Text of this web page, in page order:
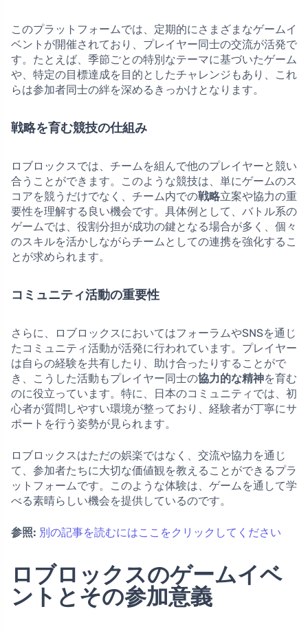
このプラットフォームでは、定期的にさまざまなゲームイ
ベントが開催されており、プレイヤー同士の交流が活発で
す。たとえば、季節ごとの特別なテーマに基づいたゲーム
や、特定の目標達成を目的としたチャレンジもあり、これ
らは参加者同士の絆を深めるきっかけとなります。
戦略を育む競技の仕組み
ロブロックスでは、チームを組んで他のプレイヤーと競い
合うことができます。このような競技は、単にゲームのス
コアを競うだけでなく、チーム内での戦略立案や協力の重
要性を理解する良い機会です。具体例として、バトル系の
ゲームでは、役割分担が成功の鍵となる場合が多く、個々
のスキルを活かしながらチームとしての連携を強化するこ
とが求められます。
コミュニティ活動の重要性
さらに、ロブロックスにおいてはフォーラムやSNSを通じ
たコミュニティ活動が活発に行われています。プレイヤー
は自らの経験を共有したり、助け合ったりすることがで
き、こうした活動もプレイヤー同士の協力的な精神を育む
のに役立っています。特に、日本のコミュニティでは、初
心者が質問しやすい環境が整っており、経験者が丁寧にサ
ポートを行う姿勢が見られます。
ロブロックスはただの娯楽ではなく、交流や協力を通じ
て、参加者たちに大切な価値観を教えることができるプラ
ットフォームです。このような体験は、ゲームを通して学
べる素晴らしい機会を提供しているのです。
参照: 別の記事を読むにはここをクリックしてください
ロブロックスのゲームイベ
ントとその参加意義